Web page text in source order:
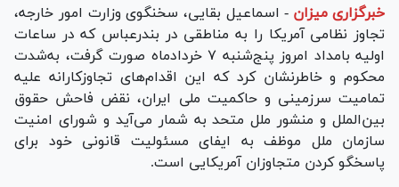
خبرگزاری میزان - اسماعیل بقایی، سخنگوی وزارت امور خارجه،
تجاوز نظامی آمریکا را به مناطقی در بندرعباس که در ساعات
اولیه بامداد امروز پنج‌شنبه ۷ خردادماه صورت گرفت، به‌شدت
محکوم و خاطرنشان کرد که این اقدام‌های تجاوزکارانه علیه
تمامیت سرزمینی و حاکمیت ملی ایران، نقض فاحش حقوق
بین‌الملل و منشور ملل متحد به شمار می‌آید و شورای امنیت
سازمان ملل موظف به ایفای مسئولیت قانونی خود برای
پاسخگو کردن متجاوزان آمریکایی است.